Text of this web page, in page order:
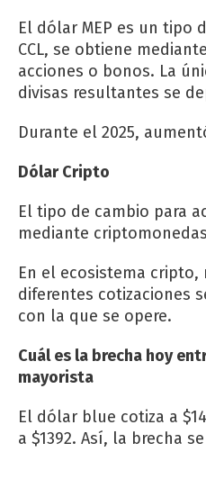
El dólar MEP es un tipo
CCL, se obtiene
acciones o bonos. La
divisas resultantes se
Durante el 2025,
Dólar Cripto
El tipo de cambio para
mediante
En el ecosistema
diferentes cotizaciones
con la que se opere.
Cuál es la brecha hoy
mayorista
El dólar blue cotiza a
a $1392. Así, la brecha